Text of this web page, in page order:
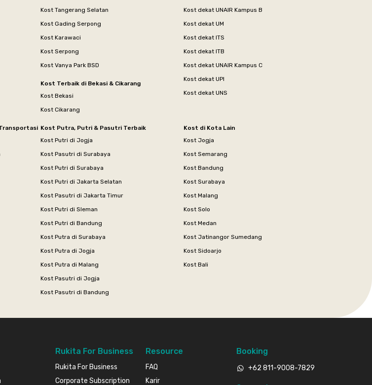
Kost Tangerang Selatan
Kost Gading Serpong
Kost Karawaci
Kost Serpong
Kost Vanya Park BSD
Kost Terbaik di Bekasi & Cikarang
Kost Bekasi
Kost Cikarang
Kost dekat UNAIR Kampus B
Kost dekat UM
Kost dekat ITS
Kost dekat ITB
Kost dekat UNAIR Kampus C
Kost dekat UPI
Kost dekat UNS
Kost Putra, Putri & Pasutri Terbaik
Kost Putri di Jogja
Kost Pasutri di Surabaya
Kost Putri di Surabaya
Kost Putri di Jakarta Selatan
Kost Pasutri di Jakarta Timur
Kost Putri di Sleman
Kost Putri di Bandung
Kost Putra di Surabaya
Kost Putra di Jogja
Kost Putra di Malang
Kost Pasutri di Jogja
Kost Pasutri di Bandung
Kost di Kota Lain
Kost Jogja
Kost Semarang
Kost Bandung
Kost Surabaya
Kost Malang
Kost Solo
Kost Medan
Kost Jatinangor Sumedang
Kost Sidoarjo
Kost Bali
Rukita For Business
Rukita For Business
Corporate Subscription
Resource
FAQ
Karir
Booking
+62 811-9008-7829